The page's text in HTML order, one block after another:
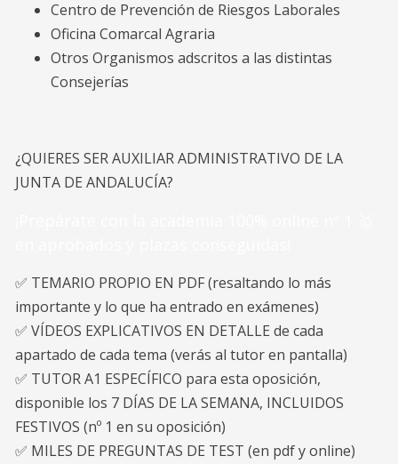
Centro de Prevención de Riesgos Laborales
Oficina Comarcal Agraria
Otros Organismos adscritos a las distintas
Consejerías
¿QUIERES SER AUXILIAR ADMINISTRATIVO DE LA
JUNTA DE ANDALUCÍA?
✅ TEMARIO PROPIO EN PDF (resaltando lo más
importante y lo que ha entrado en exámenes)
✅ VÍDEOS EXPLICATIVOS EN DETALLE de cada
apartado de cada tema (verás al tutor en pantalla)
✅ TUTOR A1 ESPECÍFICO para esta oposición,
disponible los 7 DÍAS DE LA SEMANA, INCLUIDOS
FESTIVOS (nº 1 en su oposición)
✅ MILES DE PREGUNTAS DE TEST (en pdf y online)